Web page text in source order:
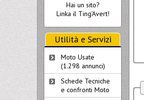
Hai un sito?
Linka il Ting'Avert!
Utilità e Servizi
Moto Usate
(1.298 annunci)
Schede Tecniche
e confronti Moto